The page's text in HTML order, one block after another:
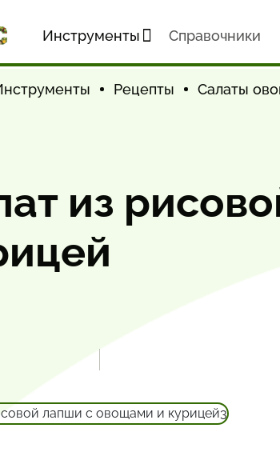
Инструменты Cправочники
Рецепты Салаты
из